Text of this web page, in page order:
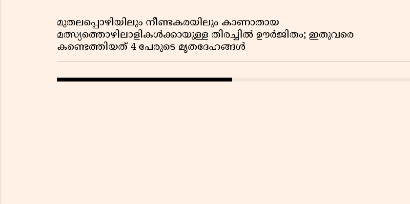
മുതലപ്പൊഴിയിലും നീണ്ടകരയിലും കാണാതായ
മത്സ്യത്തൊഴിലാളികൾക്കായുള്ള തിരച്ചിൽ ഊർജിതം; ഇതുവരെ
കണ്ടെത്തിയത് 4 പേരുടെ മൃതദേഹങ്ങൾ